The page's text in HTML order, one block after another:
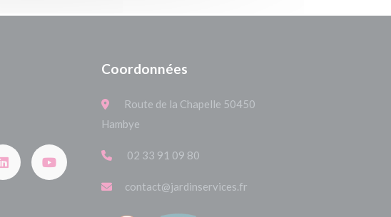
Coordonnées
Route de la Chapelle 50450
Hambye
02 33 91 09 80
contact@jardinservices.fr